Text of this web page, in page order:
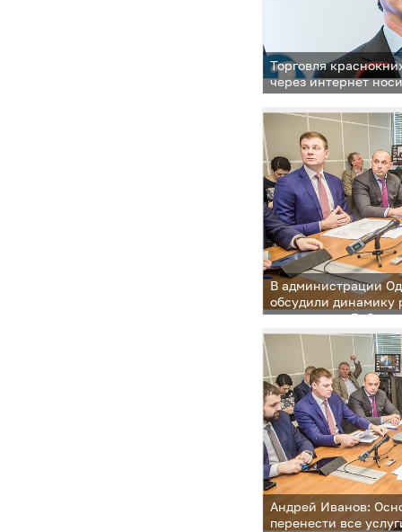
Торговля
через интернет
характер —
В администрации
обсудили
на портале
Андрей Иванов:
перенести все